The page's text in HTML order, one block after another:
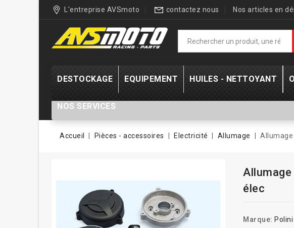
L'entreprise AVSmoto contactez nous Nos articles en
DESTOCKAGE EQUIPEMENT HUILES - NETTOYANT
NOS SERVICES
Accueil Pièces - accessoires Electricité Allumage
élec
Marque: Polini